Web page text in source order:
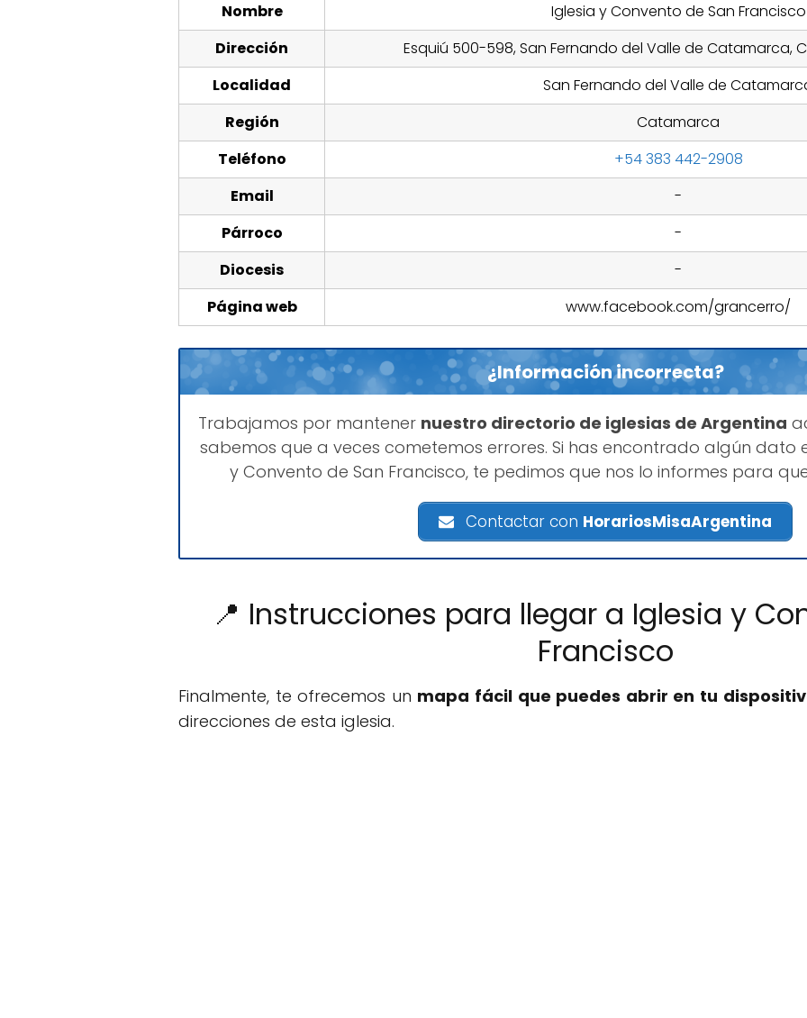
Nombre
Iglesia y Convento de San Francisco
Dirección
Esquiú 500-598, San Fernando del Valle de Catamarca,
Localidad
San Fernando del Valle de
Región
Catamarca
Teléfono
+54 383 442-2908
Email
-
Párroco
-
Diocesis
-
Página web
www.facebook.com/grancerro/
¿Información incorrecta?
Trabajamos por mantener nuestro directorio de iglesias de Argentina
sabemos que a veces cometemos errores. Si has encontrado algún dato
y Convento de San Francisco, te pedimos que nos lo informes para
Contactar con HorariosMisaArgentina
📍 Instrucciones para llegar a Iglesia y
Francisco
Finalmente, te ofrecemos un mapa fácil que puedes abrir en tu
direcciones de esta iglesia.